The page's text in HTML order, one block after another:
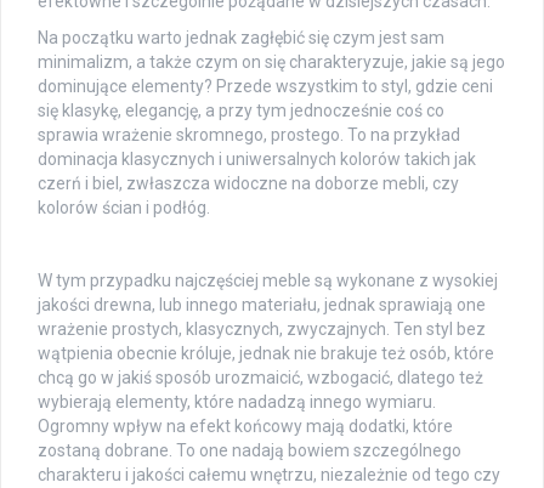
Na początku warto jednak zagłębić się czym jest sam
minimalizm, a także czym on się charakteryzuje, jakie są jego
dominujące elementy? Przede wszystkim to styl, gdzie ceni
się klasykę, elegancję, a przy tym jednocześnie coś co
sprawia wrażenie skromnego, prostego. To na przykład
dominacja klasycznych i uniwersalnych kolorów takich jak
czerń i biel, zwłaszcza widoczne na doborze mebli, czy
kolorów ścian i podłóg.
W tym przypadku najczęściej meble są wykonane z wysokiej
jakości drewna, lub innego materiału, jednak sprawiają one
wrażenie prostych, klasycznych, zwyczajnych. Ten styl bez
wątpienia obecnie króluje, jednak nie brakuje też osób, które
chcą go w jakiś sposób urozmaicić, wzbogacić, dlatego też
wybierają elementy, które nadadzą innego wymiaru.
Ogromny wpływ na efekt końcowy mają dodatki, które
zostaną dobrane. To one nadają bowiem szczególnego
charakteru i jakości całemu wnętrzu, niezależnie od tego czy